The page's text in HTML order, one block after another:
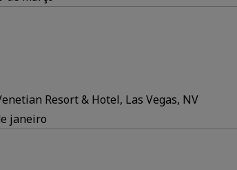
Resort & Hotel, Las Vegas, NV
janeiro